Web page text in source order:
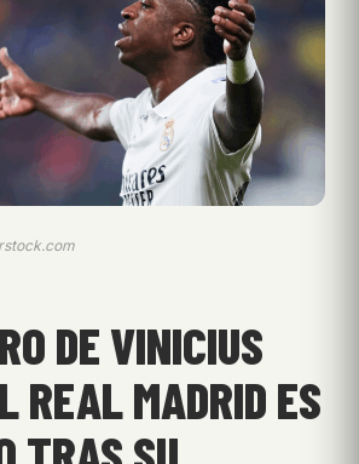
DE VINICIUS
REAL MADRID ES